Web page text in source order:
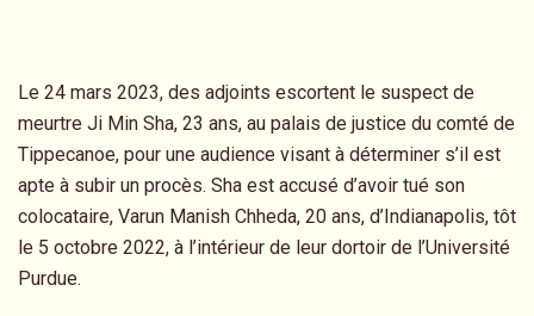
Le 24 mars 2023, des adjoints escortent le suspect de
meurtre Ji Min Sha, 23 ans, au palais de justice du comté de
Tippecanoe, pour une audience visant à déterminer s’il est
apte à subir un procès. Sha est accusé d’avoir tué son
colocataire, Varun Manish Chheda, 20 ans, d’Indianapolis, tôt
le 5 octobre 2022, à l’intérieur de leur dortoir de l’Université
Purdue.